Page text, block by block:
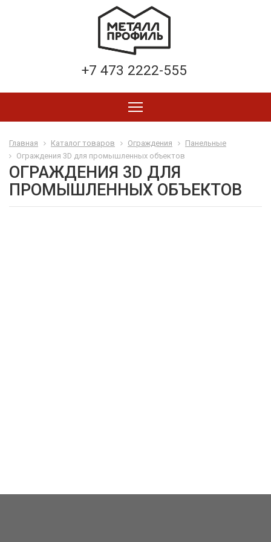
+7 473 2222-555
Главная Каталог товаров Ограждения
Панельные
Ограждения 3D для промышленных объектов
ОГРАЖДЕНИЯ 3D ДЛЯ
ПРОМЫШЛЕННЫХ ОБЪЕКТОВ